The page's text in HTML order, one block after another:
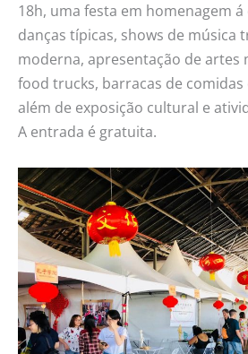
18h, uma festa em homenagem
danças típicas, shows de música
moderna, apresentação de artes
food trucks, barracas de comidas
além de exposição cultural e
A entrada é gratuita.